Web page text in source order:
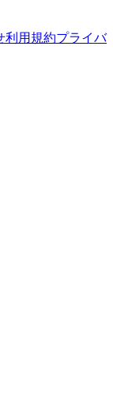
利用規約プライバ